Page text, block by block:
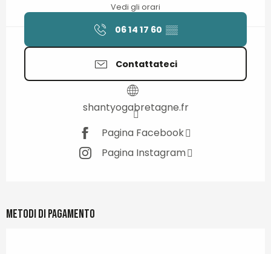
Vedi gli orari
06 14 17 60 ▒▒
Contattateci
shantyogabretagne.fr
Pagina Facebook
Pagina Instagram
Metodi di pagamento